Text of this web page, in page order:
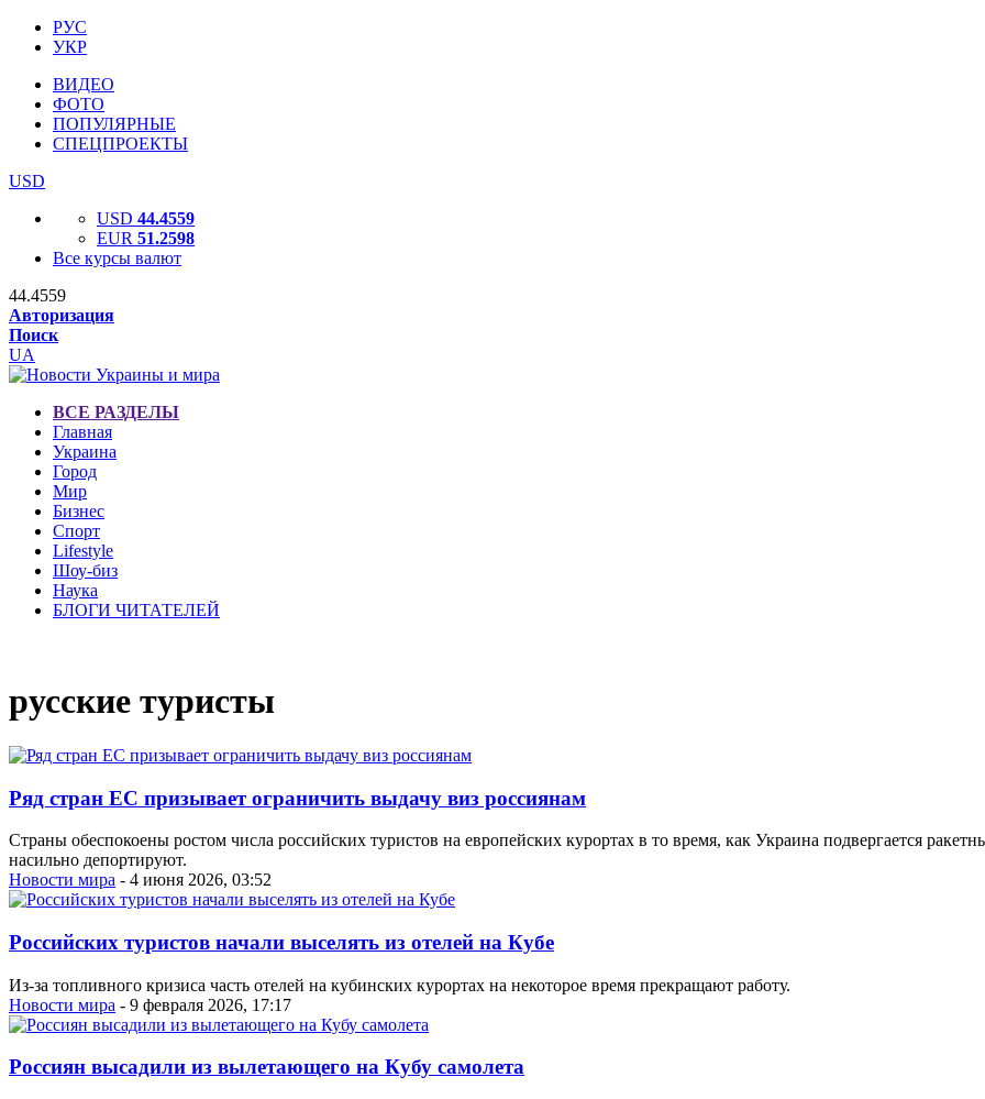
РУС
УКР
ВИДЕО
ФОТО
ПОПУЛЯРНЫЕ
СПЕЦПРОЕКТЫ
USD
USD 44.4559
EUR 51.2598
Все курсы валют
44.4559
Авторизация
Поиск
UA
ВСЕ РАЗДЕЛЫ
Главная
Украина
Город
Мир
Бизнес
Спорт
Lifestyle
Шоу-биз
Наука
БЛОГИ ЧИТАТЕЛЕЙ
русские туристы
Ряд стран ЕС призывает ограничить выдачу виз россиянам
Страны обеспокоены ростом числа российских туристов на европейских курортах в то время, как Украина подвергается
насильно депортируют.
Новости мира - 4 июня 2026, 03:52
Российских туристов начали выселять из отелей на Кубе
Из-за топливного кризиса часть отелей на кубинских курортах на некоторое время прекращают работу.
Новости мира - 9 февраля 2026, 17:17
Россиян высадили из вылетающего на Кубу самолета